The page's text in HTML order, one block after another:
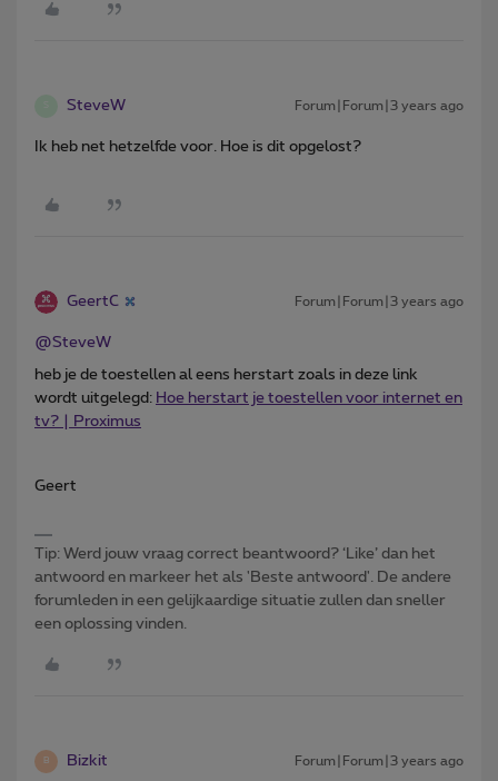
SteveW Forum|Forum|3 years ago
Ik heb net hetzelfde voor. Hoe is dit opgelost?
GeertC Forum|Forum|3 years ago
@SteveW
heb je de toestellen al eens herstart zoals in deze link
wordt uitgelegd: Hoe herstart je toestellen voor internet en
tv? | Proximus
Geert
Tip: Werd jouw vraag correct beantwoord? ‘Like’ dan het
antwoord en markeer het als 'Beste antwoord'. De andere
forumleden in een gelijkaardige situatie zullen dan sneller
een oplossing vinden.
B Bizkit Forum|Forum|3 years ago